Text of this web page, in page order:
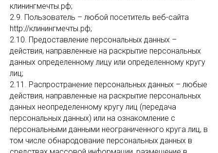
клинингмечты.рф;
2.9. Пользователь – любой посетитель веб-сайта
http://клинингмечты.рф;
2.10. Предоставление персональных данных –
действия, направленные на раскрытие персональных
данных определенному лицу или определенному кругу
лиц;
2.11. Распространение персональных данных – любые
действия, направленные на раскрытие персональных
данных неопределенному кругу лиц (передача
персональных данных) или на ознакомление с
персональными данными неограниченного круга лиц, в
том числе обнародование персональных данных в